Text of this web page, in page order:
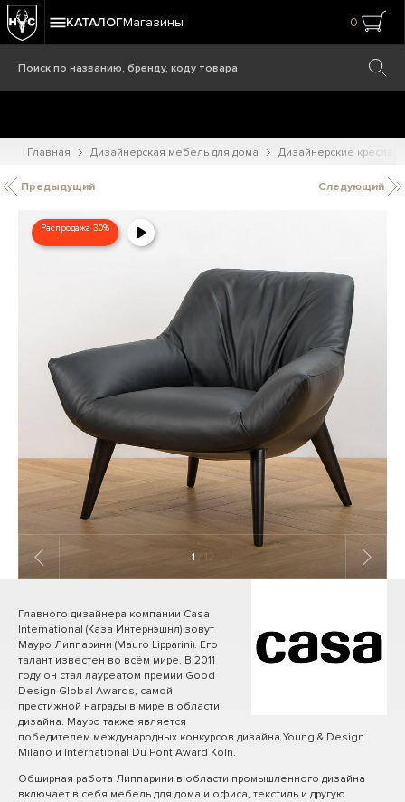
КАТАЛОГМагазины 0
Главная Дизайнерская мебель для дома Дизайнерские кресла
Предыдущий Следующий
Распродажа 30%
1 / 12
Главного дизайнера компании Casa
International (Каза Интернэшнл) зовут
Мауро Липпарини (Mauro Lipparini). Его
талант известен во всём мире. В 2011
году он стал лауреатом премии Good
Design Global Awards, самой
престижной награды в мире в области
дизайна. Мауро также является
победителем международных конкурсов дизайна Young & Design
Milano и International Du Pont Award Köln.
Обширная работа Липпарини в области промышленного дизайна
включает в себя мебель для дома и офиса, текстиль и другую